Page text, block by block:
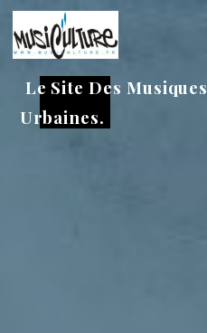
Aller
au
contenu
Le Site Des
Urbaines.